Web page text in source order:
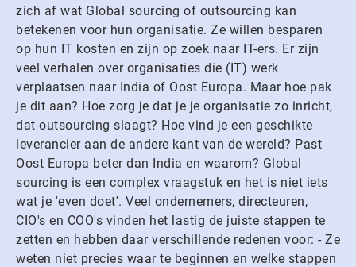
zich af wat Global sourcing of outsourcing kan
betekenen voor hun organisatie. Ze willen besparen
op hun IT kosten en zijn op zoek naar IT-ers. Er zijn
veel verhalen over organisaties die (IT) werk
verplaatsen naar India of Oost Europa. Maar hoe pak
je dit aan? Hoe zorg je dat je je organisatie zo inricht,
dat outsourcing slaagt? Hoe vind je een geschikte
leverancier aan de andere kant van de wereld? Past
Oost Europa beter dan India en waarom? Global
sourcing is een complex vraagstuk en het is niet iets
wat je 'even doet'. Veel ondernemers, directeuren,
CIO's en COO's vinden het lastig de juiste stappen te
zetten en hebben daar verschillende redenen voor: - Ze
weten niet precies waar te beginnen en welke stappen